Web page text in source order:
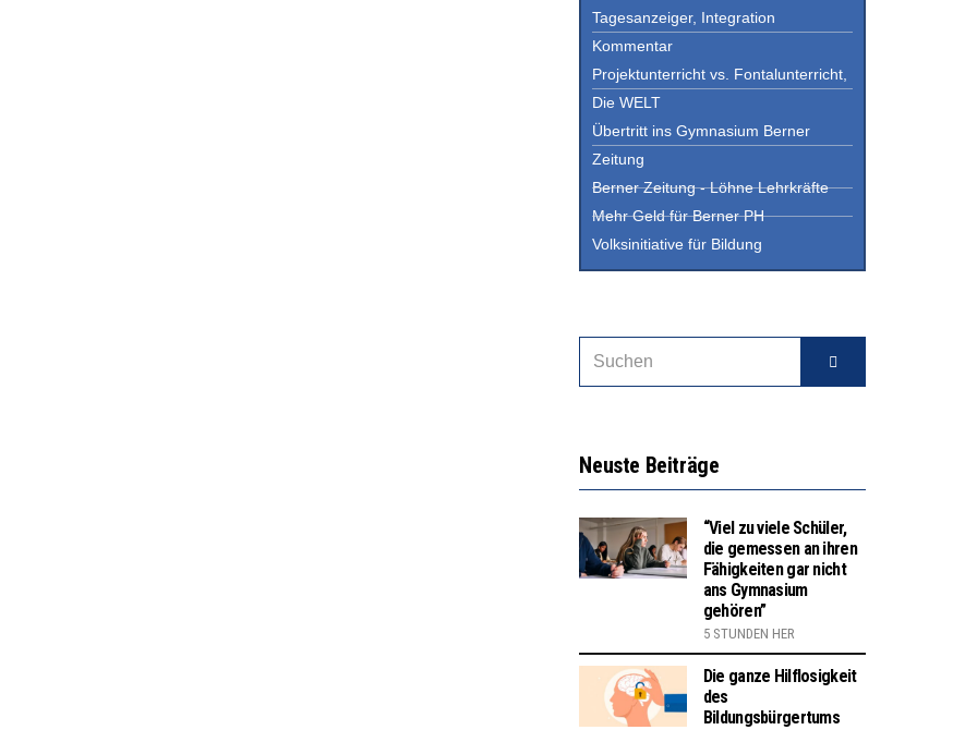
Tagesanzeiger, Integration
Kommentar
Projektunterricht vs. Fontalunterricht,
Die WELT
Übertritt ins Gymnasium Berner
Zeitung
Berner Zeitung - Löhne Lehrkräfte
Mehr Geld für Berner PH
Volksinitiative für Bildung
Neuste Beiträge
“Viel zu viele Schüler,
die gemessen an ihren
Fähigkeiten gar nicht
ans Gymnasium
gehören”
5 STUNDEN HER
Die ganze Hilflosigkeit
des
Bildungsbürgertums